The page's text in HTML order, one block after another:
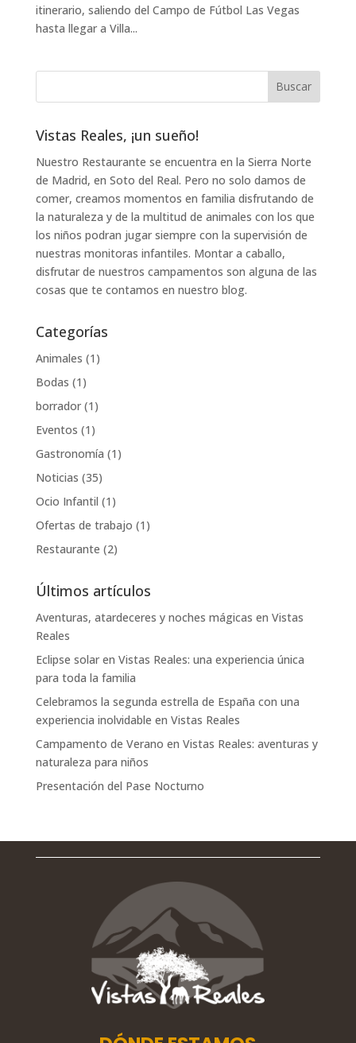
itinerario, saliendo del Campo de Fútbol Las Vegas
hasta llegar a Villa...
Vistas Reales, ¡un sueño!
Nuestro Restaurante se encuentra en la Sierra Norte
de Madrid, en Soto del Real. Pero no solo damos de
comer, creamos momentos en familia disfrutando de
la naturaleza y de la multitud de animales con los que
los niños podran jugar siempre con la supervisión de
nuestras monitoras infantiles. Montar a caballo,
disfrutar de nuestros campamentos son alguna de las
cosas que te contamos en nuestro blog.
Categorías
Animales (1)
Bodas (1)
borrador(1)
Eventos (1)
Gastronomía (1)
Noticias (35)
Ocio Infantil (1)
Ofertas de trabajo (1)
Restaurante (2)
Últimos artículos
Aventuras, atardeceres y noches mágicas en Vistas
Reales
Eclipse solar en Vistas Reales: una experiencia única
para toda la familia
Celebramos la segunda estrella de España con una
experiencia inolvidable en Vistas Reales
Campamento de Verano en Vistas Reales: aventuras y
naturaleza para niños
Presentación del Pase Nocturno